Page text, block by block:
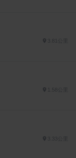
1.58公里